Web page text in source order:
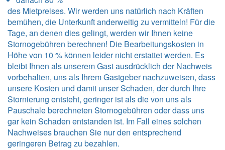
des Mietpreises. Wir werden uns natürlich nach Kräften
bemühen, die Unterkunft anderweitig zu vermitteln! Für die
Tage, an denen dies gelingt, werden wir Ihnen keine
Stornogebühren berechnen! Die Bearbeitungskosten in
Höhe von 10 % können leider nicht erstattet werden. Es
bleibt Ihnen als unserem Gast ausdrücklich der Nachweis
vorbehalten, uns als Ihrem Gastgeber nachzuweisen, dass
unsere Kosten und damit unser Schaden, der durch Ihre
Stornierung entsteht, geringer ist als die von uns als
Pauschale berechneten Stornogebühren oder dass uns
gar kein Schaden entstanden ist. Im Fall eines solchen
Nachweises brauchen Sie nur den entsprechend
geringeren Betrag zu bezahlen.